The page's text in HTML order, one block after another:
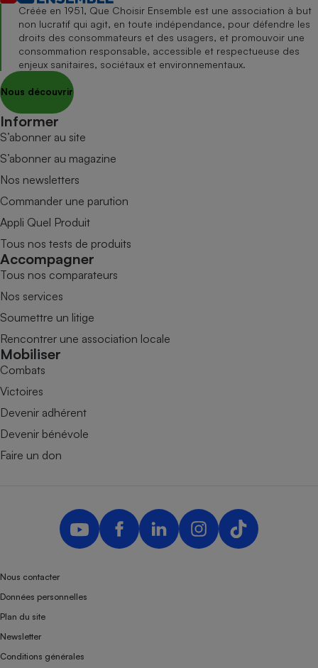
Créée en 1951, Que Choisir Ensemble est une association à but
non lucratif qui agit, en toute indépendance, pour défendre les
droits des consommateurs et des usagers, et promouvoir une
consommation responsable, accessible et respectueuse des
enjeux sanitaires, sociétaux et environnementaux.
Nous découvrir
Informer
S’abonner au site
S’abonner au magazine
Nos newsletters
Commander une parution
Appli Quel Produit
Tous nos tests de produits
Accompagner
Tous nos comparateurs
Nos services
Soumettre un litige
Rencontrer une association locale
Mobiliser
Combats
Victoires
Devenir adhérent
Devenir bénévole
Faire un don
Nous contacter
Données personnelles
Plan du site
Newsletter
Conditions générales